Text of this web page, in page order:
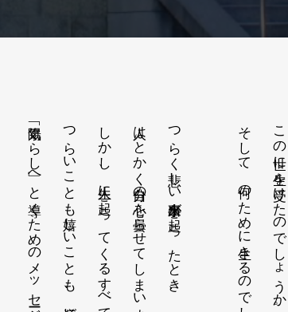
この世に生を受けたのでしょうか。
そして、何のために生きるのでしょうか。
つらく悲しい出来事が起こったとき、
人はとかく自分の心を曇らせてしまいます。
しかし、人生に起こってくるすべてのことは、
つらいことも嬉しいことも、神様がわたし達を、
「陽気ぐらし」へと導くためのメッセージです。